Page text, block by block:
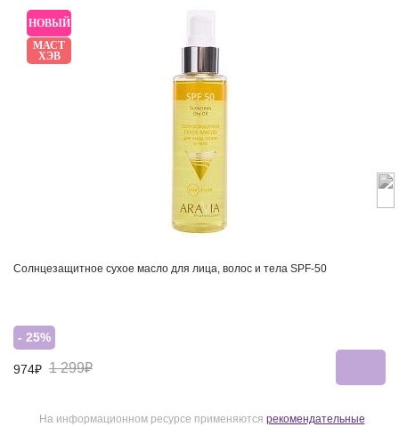
НОВЫЙ
МАСТ
ХЭВ
Солнцезащитное сухое масло для лица, волос и тела SPF-50
- 25%
974₽ 1 299₽
На информационном ресурсе применяются рекомендательные